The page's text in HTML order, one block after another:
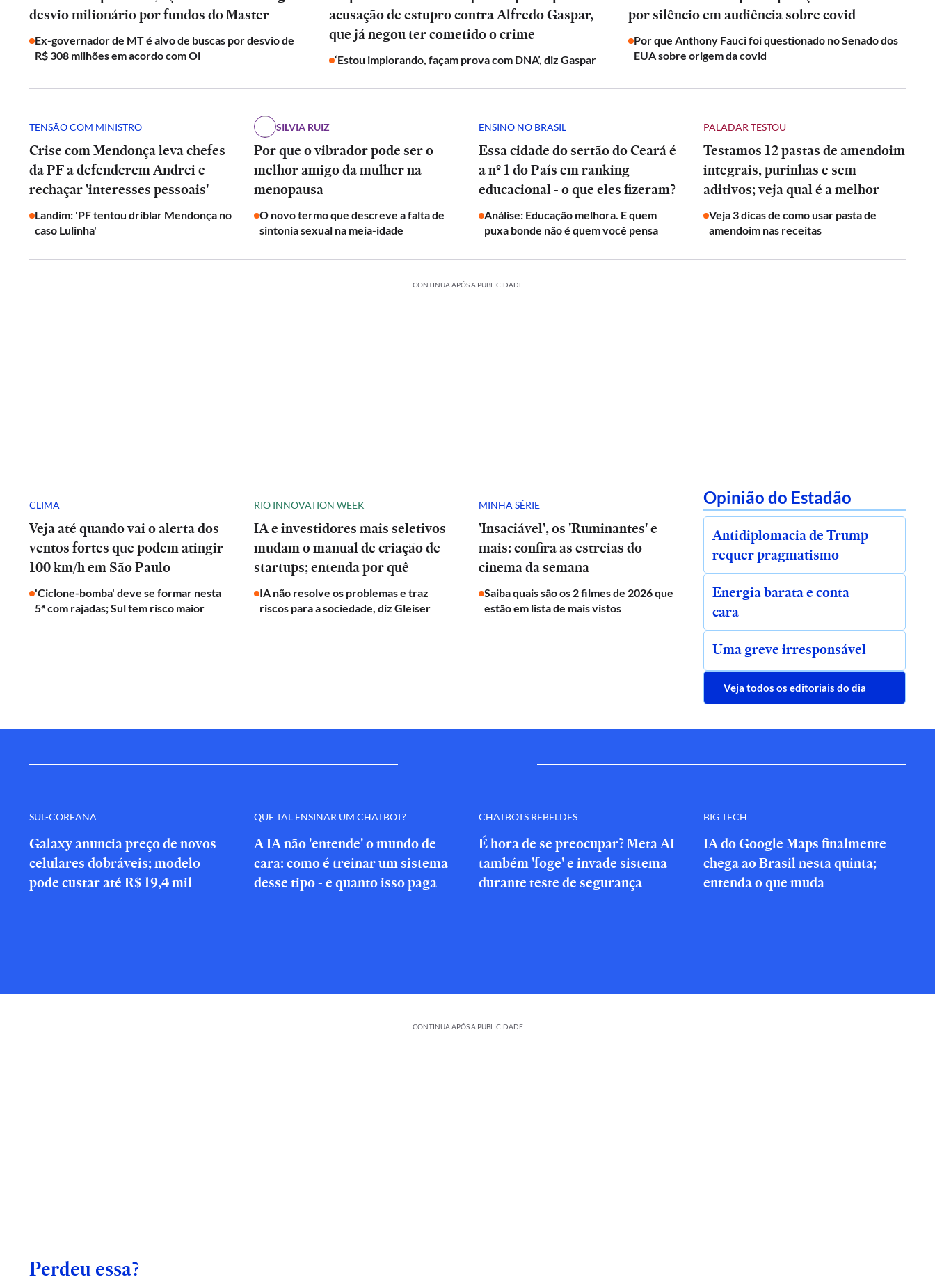
desvio milionário por fundos do Master
Ex-governador de MT é alvo de buscas por desvio de
R$ 308 milhões em acordo com Oi
acusação de estupro contra Alfredo Gaspar,
que já negou ter cometido o crime
‘Estou implorando, façam prova com DNA’, diz Gaspar
por silêncio em audiência sobre covid
Por que Anthony Fauci foi questionado no Senado dos
EUA sobre origem da covid
TENSÃO COM MINISTRO
Crise com Mendonça leva chefes
da PF a defenderem Andrei e
rechaçar 'interesses pessoais'
Landim: 'PF tentou driblar Mendonça no
caso Lulinha'
SILVIA RUIZ
Por que o vibrador pode ser o
melhor amigo da mulher na
menopausa
O novo termo que descreve a falta de
sintonia sexual na meia-idade
ENSINO NO BRASIL
Essa cidade do sertão do Ceará é
a nº 1 do País em ranking
educacional - o que eles fizeram?
Análise: Educação melhora. E quem
puxa bonde não é quem você pensa
PALADAR TESTOU
Testamos 12 pastas de amendoim
integrais, purinhas e sem
aditivos; veja qual é a melhor
Veja 3 dicas de como usar pasta de
amendoim nas receitas
CONTINUA APÓS A PUBLICIDADE
CLIMA
Veja até quando vai o alerta dos
ventos fortes que podem atingir
100 km/h em São Paulo
'Ciclone-bomba' deve se formar nesta
5ª com rajadas; Sul tem risco maior
RIO INNOVATION WEEK
IA e investidores mais seletivos
mudam o manual de criação de
startups; entenda por quê
IA não resolve os problemas e traz
riscos para a sociedade, diz Gleiser
MINHA SÉRIE
'Insaciável', os 'Ruminantes' e
mais: confira as estreias do
cinema da semana
Saiba quais são os 2 filmes de 2026 que
estão em lista de mais vistos
Opinião do Estadão
Antidiplomacia de Trump
requer pragmatismo
Energia barata e conta
cara
Uma greve irresponsável
Veja todos os editoriais do dia
SUL-COREANA
Galaxy anuncia preço de novos
celulares dobráveis; modelo
pode custar até R$ 19,4 mil
QUE TAL ENSINAR UM CHATBOT?
A IA não 'entende' o mundo de
cara: como é treinar um sistema
desse tipo - e quanto isso paga
CHATBOTS REBELDES
É hora de se preocupar? Meta AI
também 'foge' e invade sistema
durante teste de segurança
BIG TECH
IA do Google Maps finalmente
chega ao Brasil nesta quinta;
entenda o que muda
CONTINUA APÓS A PUBLICIDADE
Perdeu essa?